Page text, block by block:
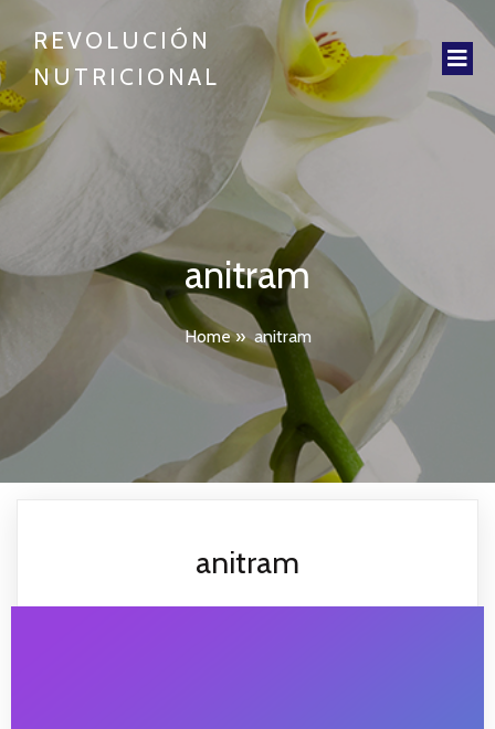
REVOLUCIÓN
NUTRICIONAL
anitram
Home»anitram
anitram